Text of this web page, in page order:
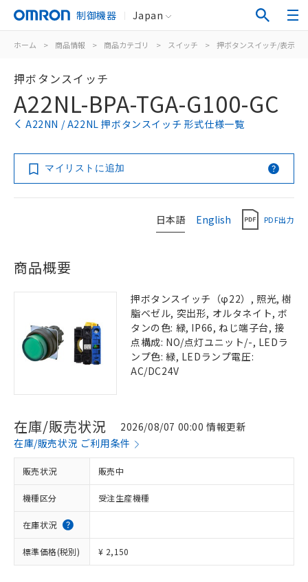
制御機器 Japan
ホーム > 商品情報 > 商品カテゴリ > スイッチ > 押ボタンスイッチ/表示灯
押ボタンスイッチ
A22NL-BPA-TGA-G100-GC
A22NN / A22NL 押ボタンスイッチ 形式仕様一覧
マイリストに追加
日本語 English PDF出力
商品概要
押ボタンスイッチ（φ22）, 照光, 樹
脂ベゼル, 突出形, オルタネイト, ボ
タンの色: 緑, IP66, ねじ端子台, 接
点構成: NO/点灯ユニット/-, LEDラ
ンプ色: 緑, LEDランプ電圧:
AC/DC24V
在庫/販売状況
2026/08/07 00:00 情報更新
在庫/販売状況 ご利用条件
販売状況 販売中
機種区分 受注生産機種
在庫状況
標準価格(税別) ¥ 2,150